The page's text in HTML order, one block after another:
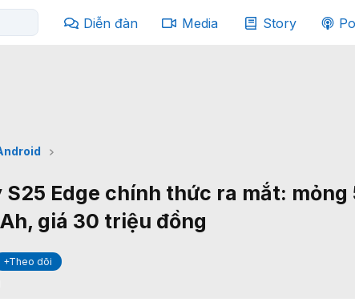
Diễn đàn Media Story
S25 Edge chính thức ra mắt: mỏng
giá 30 triệu đồng
+Theo dõi